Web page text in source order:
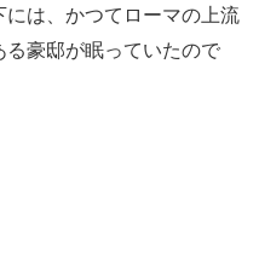
は、かつてローマの上流
豪邸が眠っていたので